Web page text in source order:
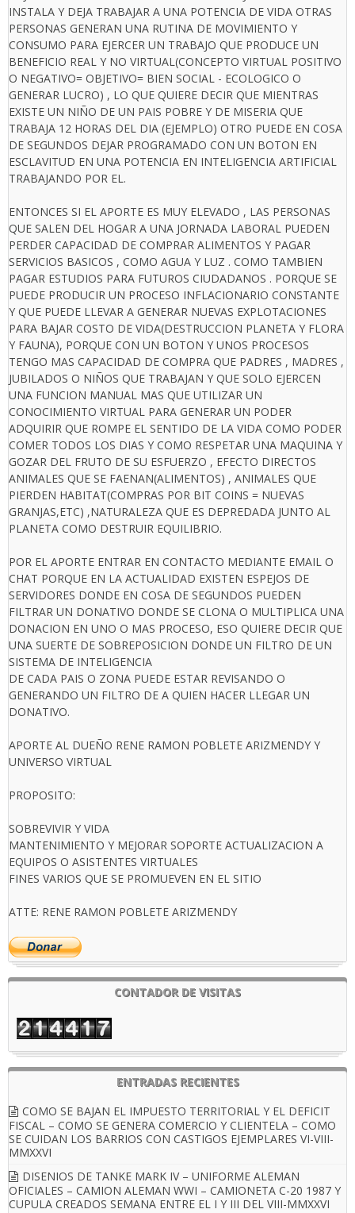
INSTALA Y DEJA TRABAJAR A UNA POTENCIA DE VIDA OTRAS
PERSONAS GENERAN UNA RUTINA DE MOVIMIENTO Y
CONSUMO PARA EJERCER UN TRABAJO QUE PRODUCE UN
BENEFICIO REAL Y NO VIRTUAL(CONCEPTO VIRTUAL POSITIVO
O NEGATIVO= OBJETIVO= BIEN SOCIAL - ECOLOGICO O
GENERAR LUCRO) , LO QUE QUIERE DECIR QUE MIENTRAS
EXISTE UN NIÑO DE UN PAIS POBRE Y DE MISERIA QUE
TRABAJA 12 HORAS DEL DIA (EJEMPLO) OTRO PUEDE EN COSA
DE SEGUNDOS DEJAR PROGRAMADO CON UN BOTON EN
ESCLAVITUD EN UNA POTENCIA EN INTELIGENCIA ARTIFICIAL
TRABAJANDO POR EL.
ENTONCES SI EL APORTE ES MUY ELEVADO , LAS PERSONAS
QUE SALEN DEL HOGAR A UNA JORNADA LABORAL PUEDEN
PERDER CAPACIDAD DE COMPRAR ALIMENTOS Y PAGAR
SERVICIOS BASICOS , COMO AGUA Y LUZ . COMO TAMBIEN
PAGAR ESTUDIOS PARA FUTUROS CIUDADANOS . PORQUE SE
PUEDE PRODUCIR UN PROCESO INFLACIONARIO CONSTANTE
Y QUE PUEDE LLEVAR A GENERAR NUEVAS EXPLOTACIONES
PARA BAJAR COSTO DE VIDA(DESTRUCCION PLANETA Y FLORA
Y FAUNA), PORQUE CON UN BOTON Y UNOS PROCESOS
TENGO MAS CAPACIDAD DE COMPRA QUE PADRES , MADRES ,
JUBILADOS O NIÑOS QUE TRABAJAN Y QUE SOLO EJERCEN
UNA FUNCION MANUAL MAS QUE UTILIZAR UN
CONOCIMIENTO VIRTUAL PARA GENERAR UN PODER
ADQUIRIR QUE ROMPE EL SENTIDO DE LA VIDA COMO PODER
COMER TODOS LOS DIAS Y COMO RESPETAR UNA MAQUINA Y
GOZAR DEL FRUTO DE SU ESFUERZO , EFECTO DIRECTOS
ANIMALES QUE SE FAENAN(ALIMENTOS) , ANIMALES QUE
PIERDEN HABITAT(COMPRAS POR BIT COINS = NUEVAS
GRANJAS,ETC) ,NATURALEZA QUE ES DEPREDADA JUNTO AL
PLANETA COMO DESTRUIR EQUILIBRIO.
POR EL APORTE ENTRAR EN CONTACTO MEDIANTE EMAIL O
CHAT PORQUE EN LA ACTUALIDAD EXISTEN ESPEJOS DE
SERVIDORES DONDE EN COSA DE SEGUNDOS PUEDEN
FILTRAR UN DONATIVO DONDE SE CLONA O MULTIPLICA UNA
DONACION EN UNO O MAS PROCESO, ESO QUIERE DECIR QUE
UNA SUERTE DE SOBREPOSICION DONDE UN FILTRO DE UN
SISTEMA DE INTELIGENCIA
DE CADA PAIS O ZONA PUEDE ESTAR REVISANDO O
GENERANDO UN FILTRO DE A QUIEN HACER LLEGAR UN
DONATIVO.
APORTE AL DUEÑO RENE RAMON POBLETE ARIZMENDY Y
UNIVERSO VIRTUAL
PROPOSITO:
SOBREVIVIR Y VIDA
MANTENIMIENTO Y MEJORAR SOPORTE ACTUALIZACION A
EQUIPOS O ASISTENTES VIRTUALES
FINES VARIOS QUE SE PROMUEVEN EN EL SITIO
ATTE: RENE RAMON POBLETE ARIZMENDY
CONTADOR DE VISITAS
ENTRADAS RECIENTES
COMO SE BAJAN EL IMPUESTO TERRITORIAL Y EL DEFICIT
FISCAL – COMO SE GENERA COMERCIO Y CLIENTELA – COMO
SE CUIDAN LOS BARRIOS CON CASTIGOS EJEMPLARES VI-VIII-
MMXXVI
DISENIOS DE TANKE MARK IV – UNIFORME ALEMAN
OFICIALES – CAMION ALEMAN WWI – CAMIONETA C-20 1987 Y
CUPULA CREADOS SEMANA ENTRE EL I Y III DEL VIII-MMXXVI